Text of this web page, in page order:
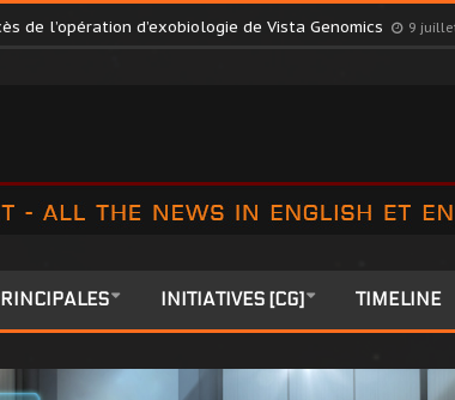
de l’opération d’exobiologie de Vista Genomics 9
Tora libérée par l’October Consortium dans une décision
INITIATIVES [CG] TIMELINE